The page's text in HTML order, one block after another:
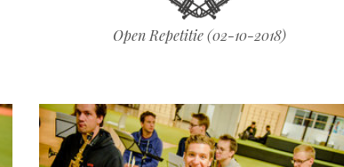
Open Repetitie (02-10-2018)